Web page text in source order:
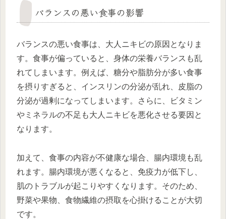
バランスの悪い食事の影響
バランスの悪い食事は、大人ニキビの原因となりま
す。食事が偏っていると、身体の栄養バランスも乱
れてしまいます。例えば、糖分や脂肪分が多い食事
を摂りすぎると、インスリンの分泌が乱れ、皮脂の
分泌が過剰になってしまいます。さらに、ビタミン
やミネラルの不足も大人ニキビを悪化させる要因と
なります。
加えて、食事の内容が不健康な場合、腸内環境も乱
れます。腸内環境が悪くなると、免疫力が低下し、
肌のトラブルが起こりやすくなります。そのため、
野菜や果物、食物繊維の摂取を心掛けることが大切
です。